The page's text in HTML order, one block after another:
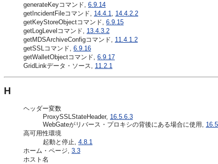
generateKeyコマンド, 6.9.14
getIncidentFileコマンド, 14.4.1
14.4.2.2
getKeyStoreObjectコマンド, 6.9.15
getLogLevelコマンド, 13.4.3.2
getMDSArchiveConfigコマンド, 11.4.1.2
getSSLコマンド, 6.9.16
getWalletObjectコマンド, 6.9.17
GridLinkデータ・ソース, 11.2.1
H
ヘッダー変数
ProxySSLStateHeader, 16.5.6.3
WebGateがリバース・プロキシの背後にある場合に使用,
高可用性環境
起動と停止, 4.8.1
ホーム・ページ, 3.3
ホスト名